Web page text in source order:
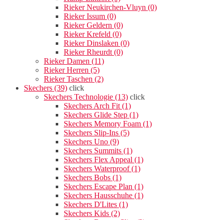
Rieker Neukirchen-Vluyn (0)
Rieker Issum (0)
Rieker Geldern (0)
Rieker Krefeld (0)
Rieker Dinslaken (0)
Rieker Rheurdt (0)
Rieker Damen (11)
Rieker Herren (5)
Rieker Taschen (2)
Skechers (39) click
Skechers Technologie (13) click
Skechers Arch Fit (1)
Skechers Glide Step (1)
Skechers Memory Foam (1)
Skechers Slip-Ins (5)
Skechers Uno (9)
Skechers Summits (1)
Skechers Flex Appeal (1)
Skechers Waterproof (1)
Skechers Bobs (1)
Skechers Escape Plan (1)
Skechers Hausschuhe (1)
Skechers D'Lites (1)
Skechers Kids (2)